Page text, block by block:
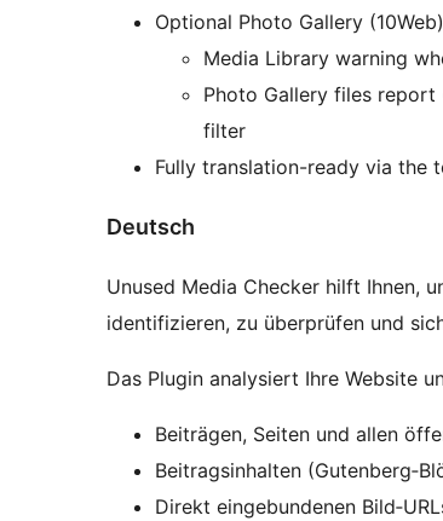
Optional Photo Gallery
Media Library warning
Photo Gallery files
filter
Fully translation-ready via the
Deutsch
Unused Media Checker hilft Ihnen,
identifizieren, zu überprüfen und
Das Plugin analysiert Ihre Website
Beiträgen, Seiten und allen
Beitragsinhalten
Direkt eingebundenen